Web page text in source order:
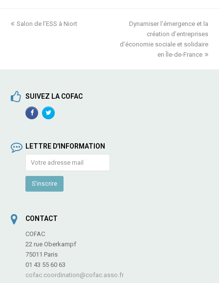
previous
Salon de l’ESS à Niort
next
Dynamiser l’émergence et la
création d’entreprises
d’économie sociale et solidaire
en Île-de-France
SUIVEZ LA COFAC
FacebookTwitterProfile
LETTRE D'INFORMATION
CONTACT
COFAC
22 rue Oberkampf
75011 Paris
01 43 55 60 63
cofac.coordination@cofac.asso.fr